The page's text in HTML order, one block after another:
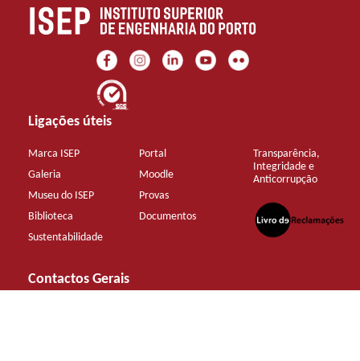
Ligações úteis
Marca ISEP
Galeria
Museu do ISEP
Biblioteca
Sustentabilidade
Portal
Moodle
Provas
Documentos
Transparência,
Integridade e
Anticorrupção
Contactos Gerais